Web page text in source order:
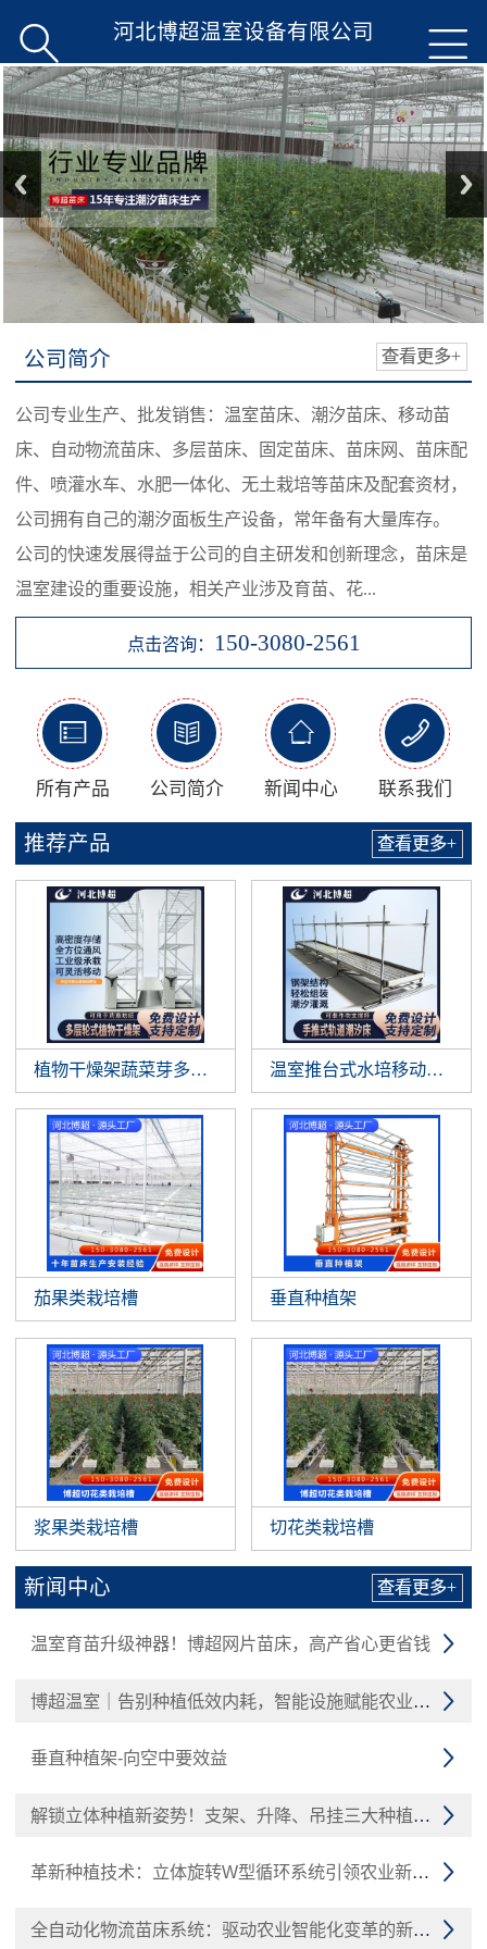

 河北博超温室设备有限公司
公司简介 查看更多+
公司专业生产、批发销售：温室苗床、潮汐苗床、移动苗
床、自动物流苗床、多层苗床、固定苗床、苗床网、苗床配
件、喷灌水车、水肥一体化、无土栽培等苗床及配套资材，
公司拥有自己的潮汐面板生产设备，常年备有大量库存。
公司的快速发展得益于公司的自主研发和创新理念，苗床是
温室建设的重要设施，相关产业涉及育苗、花...
点击咨询： 150-3080-2561

所有产品

公司简介

新闻中心

联系我们
推荐产品 查看更多+
植物干燥架蔬菜芽多层垂直悬挂植物晾温室推台式水培移动作物支
茄果类栽培槽 垂直种植架
浆果类栽培槽 切花类栽培槽
新闻中心 查看更多+

温室育苗升级神器！博超网片苗床，高产省心更省钱

博超温室｜告别种植低效内耗，智能设施赋能农业增收

垂直种植架-向空中要效益

解锁立体种植新姿势！支架、升降、吊挂三大种植槽技术

革新种植技术：立体旋转W型循环系统引领农业新潮流

全自动化物流苗床系统：驱动农业智能化变革的新引擎